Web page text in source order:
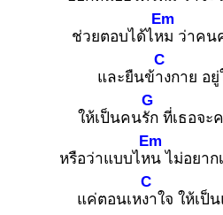
ช่วยตอบได้ไหม
Em
ว่าคน
และยืนข้าง
C
กาย อยู่
ให้เป็นคนรัก
G
ที่เธอจะ
หรือว่าแบบไหน
Em
ไม่อยาก
แค่ตอนเหงา
C
ใจ ให้เป็